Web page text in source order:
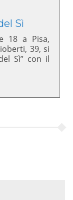
Sì
18 a Pisa,
39, si
Sì” con il